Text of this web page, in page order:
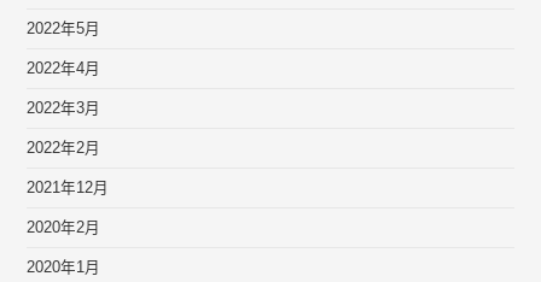
2022年5月
2022年4月
2022年3月
2022年2月
2021年12月
2020年2月
2020年1月